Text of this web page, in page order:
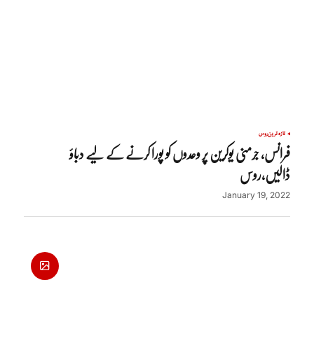
تازہ ترینروس
فرانس، جرمنی یوکرین پر وعدوں کو پورا کرنے کے لیے دباؤ
ڈالیں،روس
January 19, 2022